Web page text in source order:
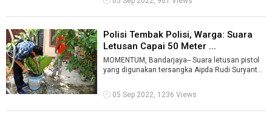
Polisi Tembak Polisi, Warga: Suara
Letusan Capai 50 Meter ...
MOMENTUM, Bandarjaya-- Suara letusan pistol
yang digunakan tersangka Aipda Rudi Suryanto
05 Sep 2022, 1236 Views